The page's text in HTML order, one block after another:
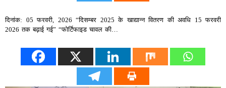
दिनांक: 05 फरवरी, 2026 “दिसम्बर 2025 के खाद्यान्न वितरण की अवधि 15 फरवरी
2026 तक बढ़ाई गई” “फोर्टिफाइड चावल की…